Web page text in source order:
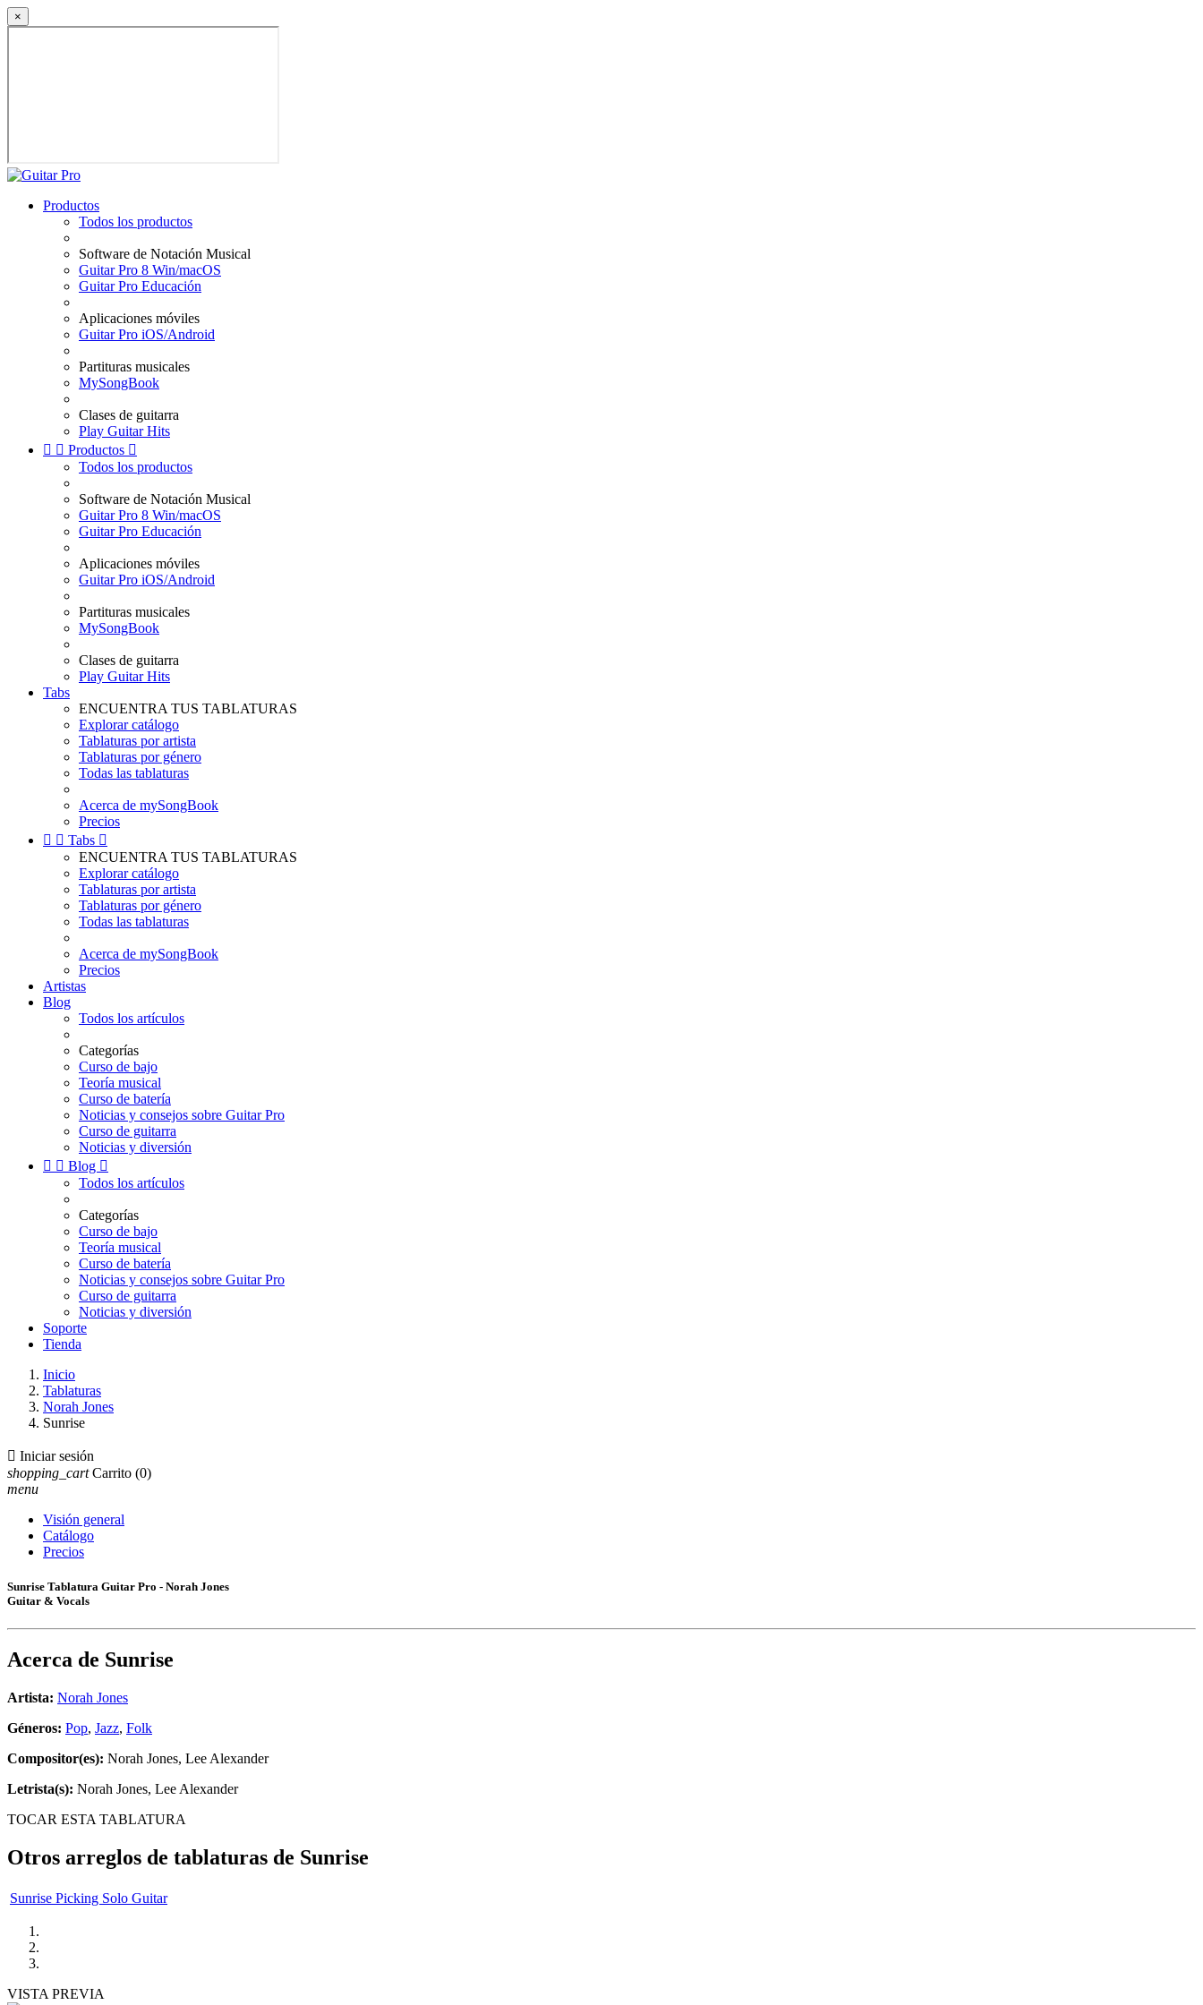
×
Productos
Todos los productos
Software de Notación Musical
Guitar Pro 8 Win/macOS
Guitar Pro Educación
Aplicaciones móviles
Guitar Pro iOS/Android
Partituras musicales
MySongBook
Clases de guitarra
Play Guitar Hits
  Productos 
Todos los productos
Software de Notación Musical
Guitar Pro 8 Win/macOS
Guitar Pro Educación
Aplicaciones móviles
Guitar Pro iOS/Android
Partituras musicales
MySongBook
Clases de guitarra
Play Guitar Hits
Tabs
ENCUENTRA TUS TABLATURAS
Explorar catálogo
Tablaturas por artista
Tablaturas por género
Todas las tablaturas
Acerca de mySongBook
Precios
  Tabs 
ENCUENTRA TUS TABLATURAS
Explorar catálogo
Tablaturas por artista
Tablaturas por género
Todas las tablaturas
Acerca de mySongBook
Precios
Artistas
Blog
Todos los artículos
Categorías
Curso de bajo
Teoría musical
Curso de batería
Noticias y consejos sobre Guitar Pro
Curso de guitarra
Noticias y diversión
  Blog 
Todos los artículos
Categorías
Curso de bajo
Teoría musical
Curso de batería
Noticias y consejos sobre Guitar Pro
Curso de guitarra
Noticias y diversión
Soporte
Tienda
Inicio
Tablaturas
Norah Jones
Sunrise
 Iniciar sesión
shopping_cart Carrito (0)
menu
Visión general
Catálogo
Precios
Sunrise Tablatura Guitar Pro - Norah Jones
Guitar & Vocals
Acerca de Sunrise
Artista: Norah Jones
Géneros: Pop, Jazz, Folk
Compositor(es): Norah Jones, Lee Alexander
Letrista(s): Norah Jones, Lee Alexander
TOCAR ESTA TABLATURA
Otros arreglos de tablaturas de Sunrise
Sunrise Picking Solo Guitar
VISTA PREVIA